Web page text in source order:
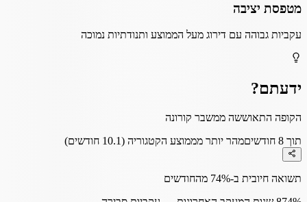
מטפסת יציבה
עקביות גבוהה עם דירוג מעל הממוצע ותנודתיות נמוכה
ידעתם?
הקופה התאוששה ממשבר קורונה
תוך 8 חודשים
מהר יותר מממוצע הקטגוריה (10.1 חודשים)
תשואה חיובית ב-74% מהחודשים